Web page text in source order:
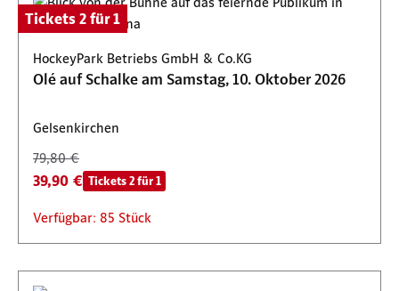
Tickets 2 für 1
HockeyPark Betriebs GmbH & Co.KG
Olé auf Schalke am Samstag, 10. Oktober 2026
Gelsenkirchen
79,80 €
39,90 € Tickets 2 für 1
Verfügbar: 85 Stück